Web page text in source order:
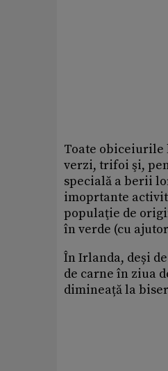
Toate obiceiurile
verzi, trifoi şi,
specială a berii
imoprtante
populaţie de
în verde (cu
În Irlanda, deși
de carne în ziua
dimineață la